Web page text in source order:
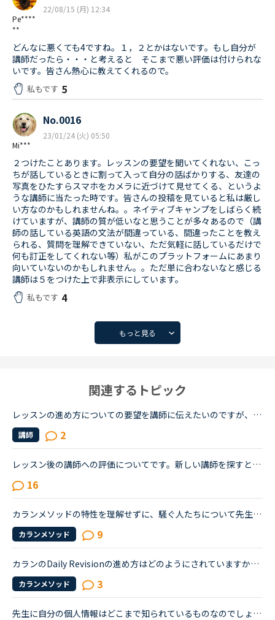
Pe****
**
22/08/15 (月) 12:34
どんなに悪くても4ですね。１，２とかはないです。もし自分が
講師だったら・・・と考えると そこまで悪い評価は付けられな
いです。皆さん熱心に教えてくれるので。
私もです 5
Mi***
No.0016
23/01/24 (火) 05:50
２つけたことあります。レッスンの要望を聞いてくれない、こっ
ちが話しているときに割って入って自分の話ばかりする、友達の
写真をひたすらスマホをカメラに近づけて見せてくる、というよ
うな講師に当たった時です。皆さんの投稿を見ていると私は厳し
い方なのかもしれませんね。。ネイティブキャンプをしばらく続
けていますが、講師の質が低いなと思うことが多々あるので（講
師の話している英語の文法が間違っている、間違ったことを教え
られる、質問を理解できていない、ただ気軽に話しているだけで
何も訂正をしてくれない等）私がこのプラットフォームにあまり
向いていないのかもしれません。。ただ単に合わないなと感じる
講師は５をつけた上で非表示にしています。
私もです 4
もっと見る
関連するトピック
レッスンの進め方についての要望を講師に伝えたいのですが、うまく伝えられません。皆様はレッスンの最初や、最中に「ここはとばして」とか「ここはじっくりやりたい」とか伝えていますか？私はレッスンの最中に...
講師 2
レッスン後の講師への評価についてです。新しい講師を探すときに参考にしていますが、星２とか３とかがあってもコメントを書かれていないケースが多いように見えます。コメントのない低評価は他の受講者からみて...
16
カランメソッドの特性を理解せずに、騒ぐ人たちについて先生方のレビューを見ていると、カランの進め方について苦言を呈しているレビューが目立つように思いました。これについて、個人的には「それは、生徒の方...
カランメソッド 9
カランのDaily Revisionの進め方はどのようにされていますか？カランを始めて2週間です。いまStage 2に取り組んでいるのですが、だんだんと難しくなってきて、即答できない質問が増えてきました。復習はしている...
カランメソッド 3
先生に自分の個人情報はどこまで知られているものなのでしょうか？発音のレッスンで、一回でうまくできなかったチャプターがあったので違う先生で再度受講しました。その時に先生に「あ、一回やったのね？」と聞...